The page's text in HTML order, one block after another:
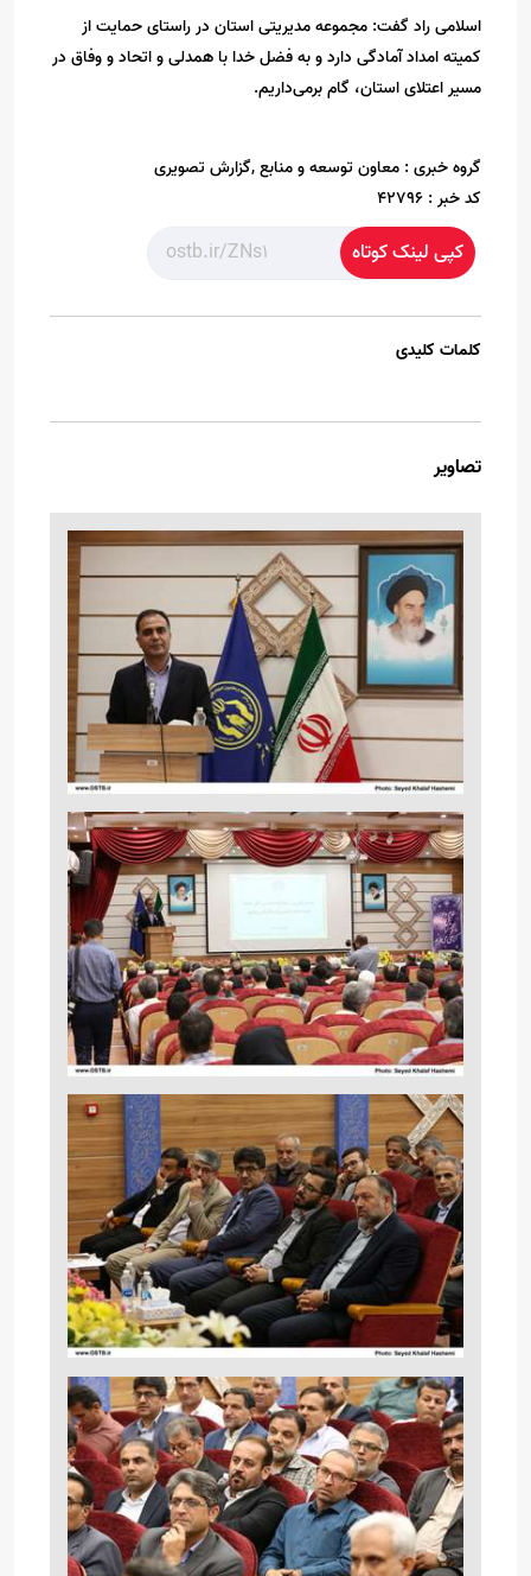
اسلامی راد گفت: مجموعه مدیریتی استان در راستای حمایت از
کمیته امداد آمادگی دارد و به فضل خدا با همدلی و اتحاد و وفاق در
مسیر اعتلای استان، گام برمی‌داریم.
گروه خبری : معاون توسعه و منابع ,گزارش تصویری
کد خبر : 42796
کپی لینک کوتاه
کلمات کلیدی
تصاویر